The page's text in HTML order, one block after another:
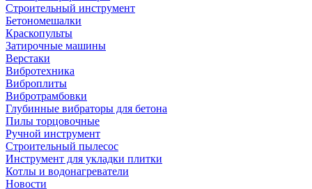
Строительный инструмент
Бетономешалки
Краскопульты
Затирочные машины
Верстаки
Вибротехника
Виброплиты
Вибротрамбовки
Глубинные вибраторы для бетона
Пилы торцовочные
Ручной инструмент
Строительный пылесос
Инструмент для укладки плитки
Котлы и водонагреватели
Новости